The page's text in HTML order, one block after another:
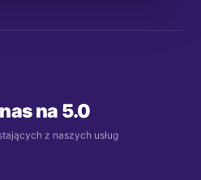
na 5.0
z naszych usług